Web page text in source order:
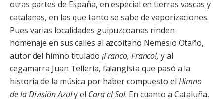
otras partes de España, en especial en tierras vascas y
catalanas, en las que tanto se sabe de vaporizaciones.
Pues varias localidades guipuzcoanas rinden
homenaje en sus calles al azcoitano Nemesio Otaño,
autor del himno titulado ¡Franco, Franco!, y al
cegamarra Juan Tellería, falangista que pasó a la
historia de la música por haber compuesto el Himno
de la División Azuly el Cara al Sol. En cuanto a Cataluña,